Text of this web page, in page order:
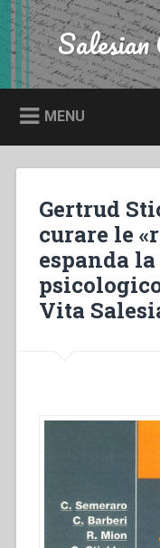
Skip
to
content
Search Salesian
MENU
Gertrud
curare le
espanda
Vita